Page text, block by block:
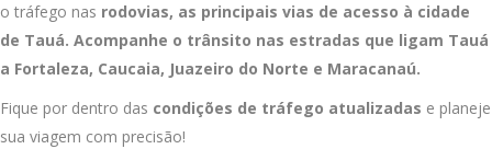
o tráfego nas rodovias, as principais vias de acesso à cidade
de Tauá. Acompanhe o trânsito nas estradas que ligam Tauá
a Fortaleza, Caucaia, Juazeiro do Norte e Maracanaú.
Fique por dentro das condições de tráfego atualizadas e planeje
sua viagem com precisão!